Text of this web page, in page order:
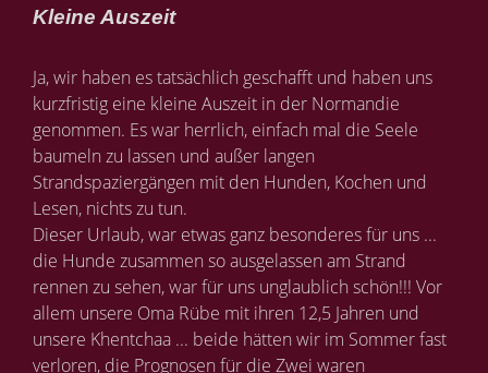
Kleine Auszeit
Ja, wir haben es tatsächlich geschafft und haben uns
kurzfristig eine kleine Auszeit in der Normandie
genommen. Es war herrlich, einfach mal die Seele
baumeln zu lassen und außer langen
Strandspaziergängen mit den Hunden, Kochen und
Lesen, nichts zu tun.
Dieser Urlaub, war etwas ganz besonderes für uns ...
die Hunde zusammen so ausgelassen am Strand
rennen zu sehen, war für uns unglaublich schön!!! Vor
allem unsere Oma Rübe mit ihren 12,5 Jahren und
unsere Khentchaa ... beide hätten wir im Sommer fast
verloren, die Prognosen für die Zwei waren